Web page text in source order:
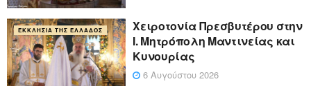
ΕΚΚΛΗΣΊΑ ΤΗΣ ΕΛΛΆΔΟΣ
Xειροτονία Πρεσβυτέρου στην
Ι. Μητρόπολη Μαντινείας και
Κυνουρίας
6 Αυγούστου 2026